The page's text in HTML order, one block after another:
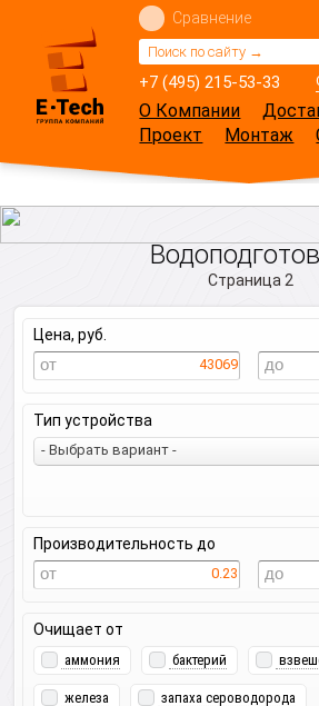
+7 (495) 215-53-33
Сравнение
О Компании
Проект
Монтаж
Страница 2
Цена, руб.
43069
Тип устройства
- Выбрать вариант -
Производительность до
0.23
Очищает от
аммония бактерий
железа запаха сероводорода